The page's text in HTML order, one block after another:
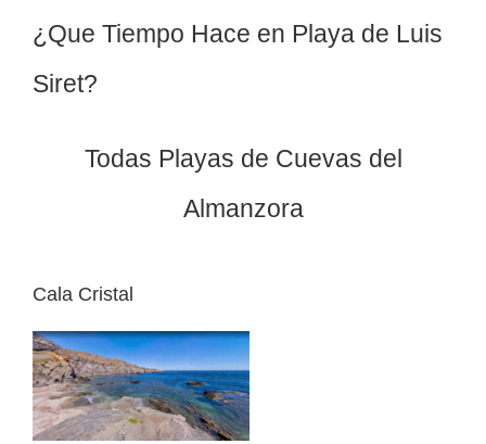
¿Que Tiempo Hace en Playa de Luis
Siret?
Todas Playas de Cuevas del
Almanzora
Cala Cristal